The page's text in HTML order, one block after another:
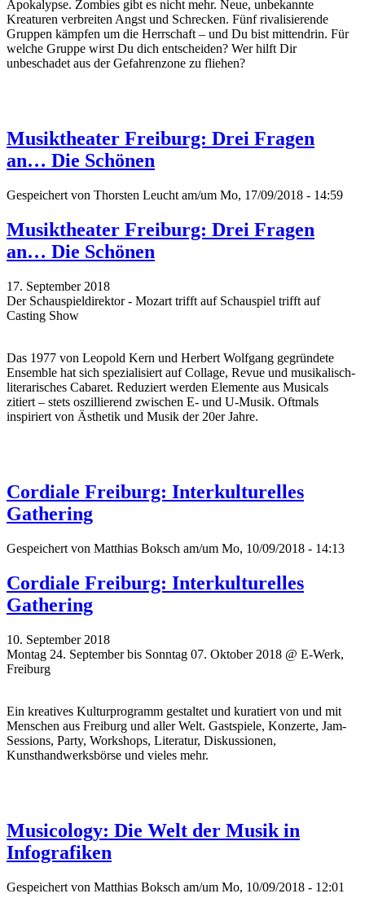
Apokalypse. Zombies gibt es nicht mehr. Neue, unbekannte
Kreaturen verbreiten Angst und Schrecken. Fünf rivalisierende
Gruppen kämpfen um die Herrschaft – und Du bist mittendrin. Für
welche Gruppe wirst Du dich entscheiden? Wer hilft Dir
unbeschadet aus der Gefahrenzone zu fliehen?
Musiktheater Freiburg: Drei Fragen
an… Die Schönen
Gespeichert von Thorsten Leucht am/um Mo, 17/09/2018 - 14:59
Musiktheater Freiburg: Drei Fragen
an… Die Schönen
17. September 2018
Der Schauspieldirektor - Mozart trifft auf Schauspiel trifft auf
Casting Show
Das 1977 von Leopold Kern und Herbert Wolfgang gegründete
Ensemble hat sich spezialisiert auf Collage, Revue und musikalisch-
literarisches Cabaret. Reduziert werden Elemente aus Musicals
zitiert – stets oszillierend zwischen E- und U-Musik. Oftmals
inspiriert von Ästhetik und Musik der 20er Jahre.
Cordiale Freiburg: Interkulturelles
Gathering
Gespeichert von Matthias Boksch am/um Mo, 10/09/2018 - 14:13
Cordiale Freiburg: Interkulturelles
Gathering
10. September 2018
Montag 24. September bis Sonntag 07. Oktober 2018 @ E-Werk,
Freiburg
Ein kreatives Kulturprogramm gestaltet und kuratiert von und mit
Menschen aus Freiburg und aller Welt. Gastspiele, Konzerte, Jam-
Sessions, Party, Workshops, Literatur, Diskussionen,
Kunsthandwerksbörse und vieles mehr.
Musicology: Die Welt der Musik in
Infografiken
Gespeichert von Matthias Boksch am/um Mo, 10/09/2018 - 12:01